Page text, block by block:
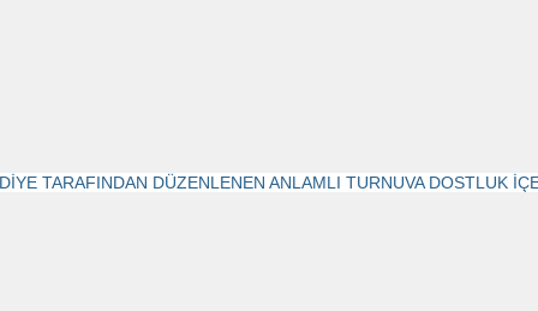
TARAFINDAN DÜZENLENEN ANLAMLI TURNUVA DOSTLUK